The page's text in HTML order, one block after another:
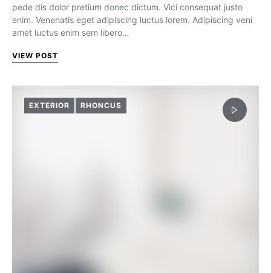
pede dis dolor pretium donec dictum. Vici consequat justo
enim. Venenatis eget adipiscing luctus lorem. Adipiscing veni
amet luctus enim sem libero…
VIEW POST
EXTERIOR RHONCUS